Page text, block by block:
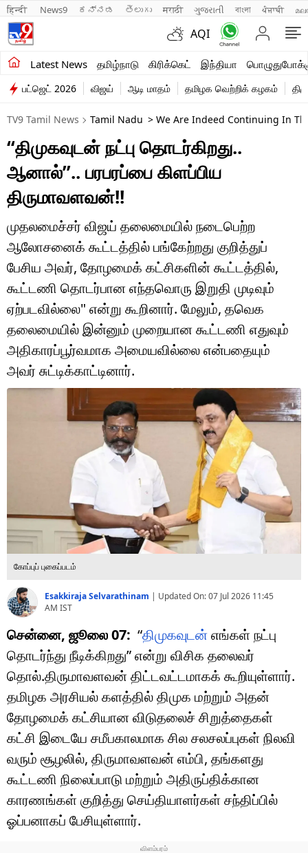
हिन्दी News9 ಕನ್ನಡ తెలుగు मराठी ગુજરાતી বাংলা ਪੰਜਾਬੀ
AQI
Latest News தமிழ்நாடு கிரிக்கெட் இந்தியா
சமீபத்திய செய்திகள்
தமிழ்நாடு
இந்தியா
உலகம்
விளையாட்டு
பொழுதுபோக்கு
லைஃப்ஸ்டைல்
வணிகம்
டெக்னாலஜி
ஆன்மீகம்
வைரல்
வலை கதைகள்
போட்டோ கேலரி
பட்ஜெட் 2026 விஜய் ஆடி மாதம் தமிழக வெற்றிக் கழகம்
TV9 Tamil News Tamil Nadu > We Are Indeed Continuing In
“திமுகவுடன் நட்பு தொடர்கிறது..
ஆனால்”.. பரபரப்பை கிளப்பிய
திருமாவளவன்!!
முதலமைச்சர் விஜய் தலைமையில் நடைபெற்ற
ஆலோசனைக் கூட்டத்தில் பங்கேற்றது குறித்துப்
பேசிய அவர், தோழமைக் கட்சிகளின் கூட்டத்தில்,
கூட்டணி தொடர்பான எந்தவொரு இறுதி முடிவும்
ஏற்படவில்லை" என்று கூறினார். மேலும், தவெக
தலைமையில் இன்னும் முறையான கூட்டணி எதுவும்
அதிகாரப்பூர்வமாக அமையவில்லை என்பதையும்
அவர் சுட்டிக்காட்டினார்.
கோப்புப் புகைப்படம்
Esakkiraja Selvarathinam | Updated On:07 Jul 2026 11:45
AM IST
சென்னை, ஜூலை 07: “திமுகவுடன்எங்கள் நட்பு
தொடர்ந்து நீடிக்கிறது” என்று விசிக தலைவர்
தொல்.திருமாவளவன் திட்டவட்டமாகக் கூறியுள்ளார்.
தமிழக அரசியல் களத்தில் திமுக மற்றும் அதன்
தோழமைக் கட்சியான விடுதலைச் சிறுத்தைகள்
கட்சி இடையே சமீபகாலமாக சில சலசலப்புகள் நிலவி
வரும் சூழலில், திருமாவளவன் எம்பி, தங்களது
கூட்டணி நிலைப்பாடு மற்றும் அதிருப்திக்கான
காரணங்கள் குறித்து செய்தியாளர்கள் சந்திப்பில்
ஓப்பனாகப் பேசியுள்ளார்.